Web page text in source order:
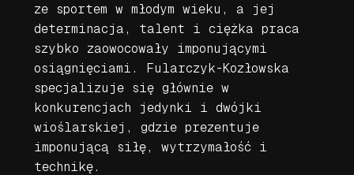
ze sportem w młodym wieku, a jej
determinacja, talent i ciężka praca
szybko zaowocowały imponującymi
osiągnięciami. Fularczyk-Kozłowska
specjalizuje się głównie w
konkurencjach jedynki i dwójki
wioślarskiej, gdzie prezentuje
imponującą siłę, wytrzymałość i
technikę.